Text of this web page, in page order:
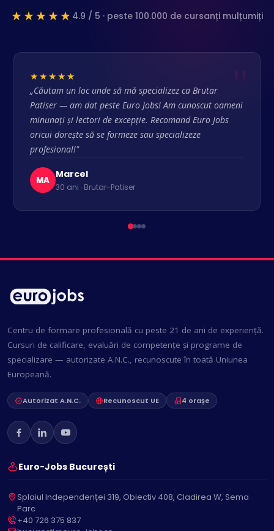
★★★★★ 4.9 / 5 · peste 100.000 de cursanți mulțumiți
★★★★★
„Căutam un loc unde să mă specializez ca Brutar
Patiser — am dat peste Euro Jobs! Am cunoscut oameni
minunați și lectori de excepție. Recomand Euro Jobs
oricui dorește să se formeze sau specializeze
profesional!"
MA
Marcel
30 ani · Brutar-Patiser
Centru de formare profesională cu peste 21 de ani de experiență.
Cursuri de calificare, evaluări de competențe și programe de
specializare — autorizate A.N.C., recunoscute în toată Uniunea
Europeană.
Autorizat A.N.C. Recunoscut UE 4 orașe
Euro-Jobs București
Splaiul Independenței 319, Obiectiv 408, Cladirea W, Sema
Parc
+40 726 375 837